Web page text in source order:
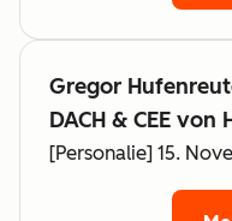
Gregor
DACH & CEE von
[Personalie] 15.